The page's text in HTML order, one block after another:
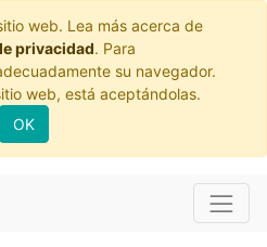
web. Lea más acerca de
privacidad. Para
su navegador.
web, está aceptándolas.
OK